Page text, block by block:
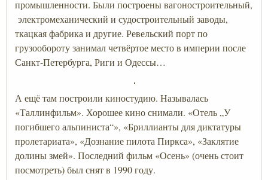
промышленности. Были построены вагоностроительный,
электромеханический и судостроительный заводы,
ткацкая фабрика и другие. Ревельский порт по
грузообороту занимал четвёртое место в империи после
Санкт-Петербурга, Риги и Одессы…
А ещё там построили киностудию. Называлась
«Таллинфильм». Хорошее кино снимали. «Отель „У
погибшего альпиниста“», «Бриллианты для диктатуры
пролетариата», «Дознание пилота Пиркса», «Заклятие
долины змей». Последний фильм «Осень» (очень стоит
посмотреть) был снят в 1990 году.